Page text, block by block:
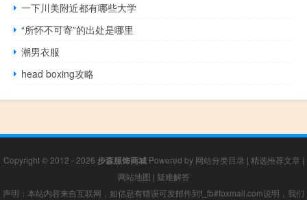
一下川美附近都有哪些大学
“所怀不可寄”的出处是哪里
潮男衣服
head boxing攻略
Copyright © 2012 - 2026 步森服饰商城Powered by 网站分类目录 | 精选推荐文章 |
网站地图 | 疑难解答
声明：本站内容来自互联网，如信息有错误可发邮件到f_fb#foxmail.com说明，我们